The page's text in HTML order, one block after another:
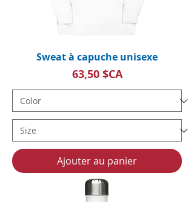
Sweat à capuche unisexe
Prix
63,50 $CA
Ajouter au panier